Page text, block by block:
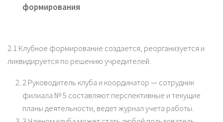
формирования
2.1 Клубное формирование создается, реорганизуется и
ликвидируется по решению учредителей.
2 Руководитель клуба и координатор — сотрудник
филиала № 5 составляют перспективные и текущие
планы деятельности, ведет журнал учета работы.